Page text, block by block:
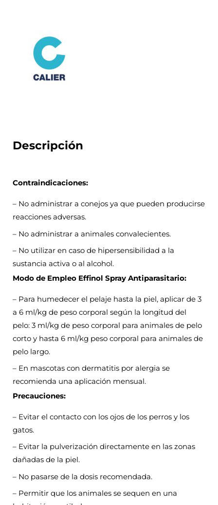
Descripción
Contraindicaciones:
– No administrar a conejos ya que pueden producirse
reacciones adversas.
– No administrar a animales convalecientes.
– No utilizar en caso de hipersensibilidad a la
sustancia activa o al alcohol.
Modo de Empleo Effinol Spray Antiparasitario:
– Para humedecer el pelaje hasta la piel, aplicar de 3
a 6 ml/kg de peso corporal según la longitud del
pelo: 3 ml/kg de peso corporal para animales de pelo
corto y hasta 6 ml/kg peso corporal para animales de
pelo largo.
– En mascotas con dermatitis por alergia se
recomienda una aplicación mensual.
Precauciones:
– Evitar el contacto con los ojos de los perros y los
gatos.
– Evitar la pulverización directamente en las zonas
dañadas de la piel.
– No pasarse de la dosis recomendada.
– Permitir que los animales se sequen en una